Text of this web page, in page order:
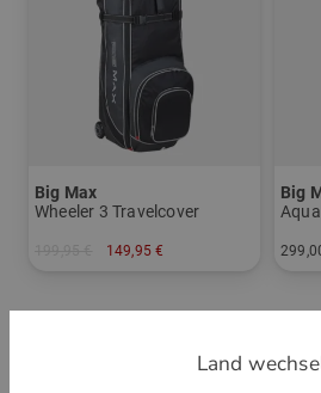
Big Max
Wheeler 3 Travelcover
149,95 €
Big
Land